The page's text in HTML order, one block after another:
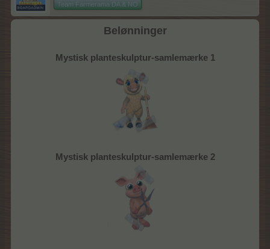
Team Farmerama DA & NO
Belønninger
Mystisk planteskulptur-samlemærke 1
Mystisk planteskulptur-samlemærke 2